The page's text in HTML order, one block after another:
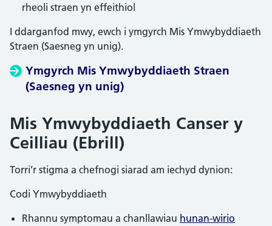
rheoli straen yn effeithiol
I ddarganfod mwy, ewch i ymgyrch Mis Ymwybyddiaeth
Straen (Saesneg yn unig).
Ymgyrch Mis Ymwybyddiaeth Straen
(Saesneg yn unig)
Mis Ymwybyddiaeth Canser y
Ceilliau (Ebrill)
Torri’r stigma a chefnogi siarad am iechyd dynion:
Codi Ymwybyddiaeth
Rhannu symptomau a chanllawiau hunan-wirio